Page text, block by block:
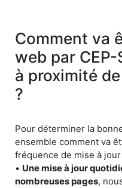
Comment va
web par
à proximité
?
Pour déterminer la
ensemble comment va
fréquence de mise à jour
• Une mise à jour
nombreuses pages,